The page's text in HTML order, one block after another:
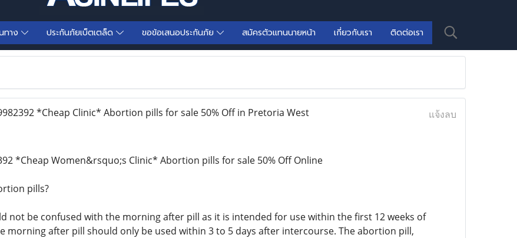
ทาง ประกันภัยเบ็ตเตล็ด ขอข้อเสนอประกันภัย สมัครตัวแทนนายหน้า เกี่ยวกับเรา ติดต่อเรา
*Cheap Clinic* Abortion pills for sale 50% Off in Pretoria West
แจ้งลบ
*Cheap Women&rsquo;s Clinic* Abortion pills for sale 50% Off Online
pills?
not be confused with the morning after pill as it is intended for use within the first 12 weeks of
morning after pill should only be used within 3 to 5 days after intercourse. The abortion pill,